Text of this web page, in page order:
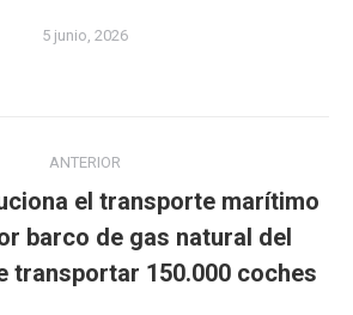
5 junio, 2026
ANTERIOR
Publicación
anterior:
el transporte marítimo
barco de gas natural del
transportar 150.000 coches